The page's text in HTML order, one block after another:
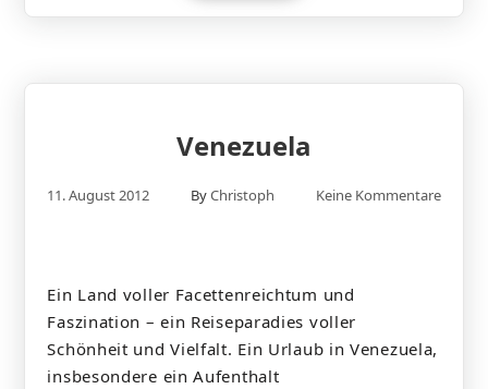
Venezuela
11. August 2012 ByChristoph Keine Kommentare
Ein Land voller Facettenreichtum und
Faszination – ein Reiseparadies voller
Schönheit und Vielfalt. Ein Urlaub in Venezuela,
insbesondere ein Aufenthalt